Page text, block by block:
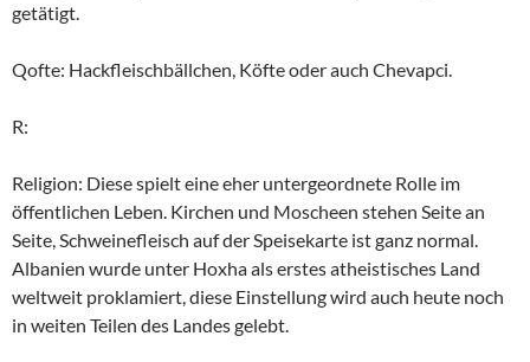
getätigt.
Qofte: Hackfleischbällchen, Köfte oder auch Chevapci.
R:
Religion: Diese spielt eine eher untergeordnete Rolle im
öffentlichen Leben. Kirchen und Moscheen stehen Seite an
Seite, Schweinefleisch auf der Speisekarte ist ganz normal.
Albanien wurde unter Hoxha als erstes atheistisches Land
weltweit proklamiert, diese Einstellung wird auch heute noch
in weiten Teilen des Landes gelebt.